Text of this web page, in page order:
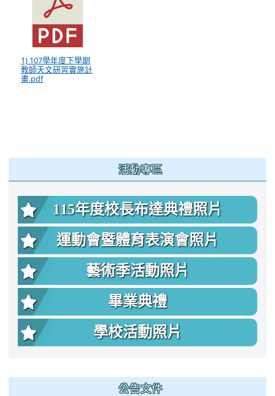
1) 107學年度下學期
教師天文研習實施計
畫.pdf
活動專區
115年度校長布達典禮照片
運動會暨體育表演會照片
藝術季活動照片
畢業典禮
學校活動照片
公告文件